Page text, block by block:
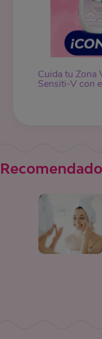
Cuida tu Zona
Sensiti-V con